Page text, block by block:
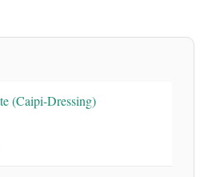
(Caipi-Dressing)